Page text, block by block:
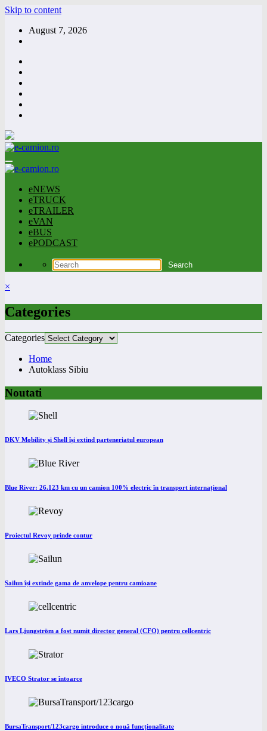
Skip to content
August 7, 2026
eNEWS
eTRUCK
eTRAILER
eVAN
eBUS
ePODCAST
×
Categories
Categories
Home
Autoklass Sibiu
Noutati
DKV Mobility și Shell își extind parteneriatul european
Blue River: 26.123 km cu un camion 100% electric în transport internațional
Proiectul Revoy prinde contur
Sailun își extinde gama de anvelope pentru camioane
Lars Ljungström a fost numit director general (CFO) pentru cellcentric
IVECO Strator se întoarce
BursaTransport/123cargo introduce o nouă funcționalitate